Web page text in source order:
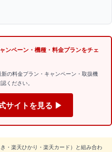
ンペーン・機種・料金プランをチェ
の料金プラン・キャンペーン・取扱機
ください。
サイトを見る ▶
き・楽天ひかり・楽天カード）と組み合わ